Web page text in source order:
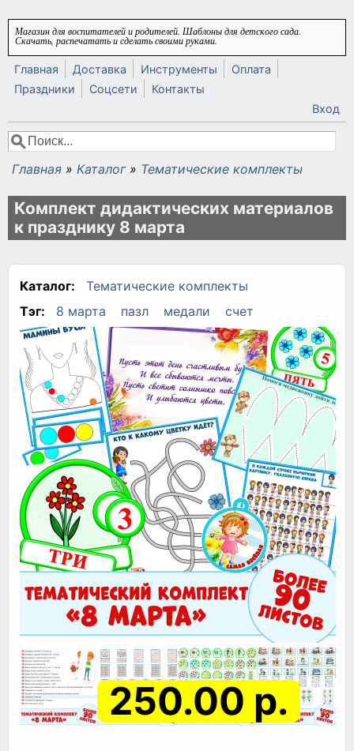
Перейти к основному содержанию
Магазин для воспитателей и родителей. Шаблоны для детского сада.
Скачать, распечатать и сделать своими руками.
Главная Доставка Инструменты
Оплата
Праздники
Соцсети
Контакты
Вход
Форма поиска
Поиск
Вы здесь
Главная » Каталог » Тематические комплекты
Комплект дидактических материалов
к празднику 8 марта
Каталог:
Тематические комплекты
Тэг:
8 марта пазл медали счет
250.00 р.